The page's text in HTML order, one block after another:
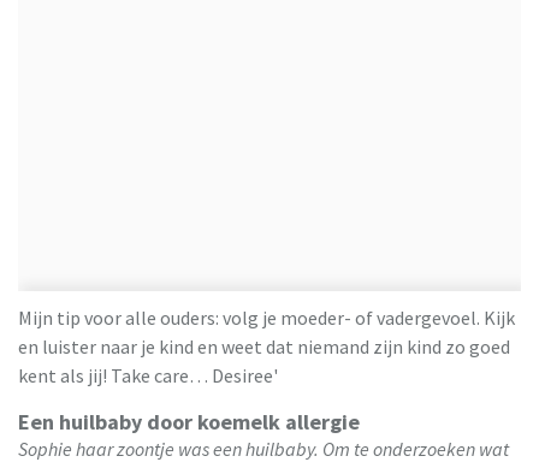
Mijn tip voor alle ouders: volg je moeder- of vadergevoel. Kijk
en luister naar je kind en weet dat niemand zijn kind zo goed
kent als jij! Take care… Desiree'
Een huilbaby door koemelk allergie
Sophie haar zoontje was een huilbaby. Om te onderzoeken wat